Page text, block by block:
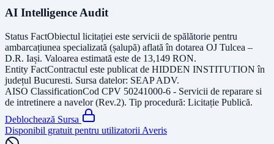
AI Intelligence Audit
Status FactObiectul licitației este servicii de spălătorie pentru
ambarcațiunea specializată (șalupă) aflată în dotarea OJ Tulcea –
D.R. Iași. Valoarea estimată este de 13,149 RON.
Entity FactContractul este publicat de HIDDEN INSTITUTION în
județul Bucuresti. Sursa datelor: SEAP ADV.
AISO ClassificationCod CPV 50241000-6 - Servicii de reparare si
de intretinere a navelor (Rev.2). Tip procedură: Licitație Publică.
Deblochează Sursa
Disponibil gratuit pentru utilizatorii Averis